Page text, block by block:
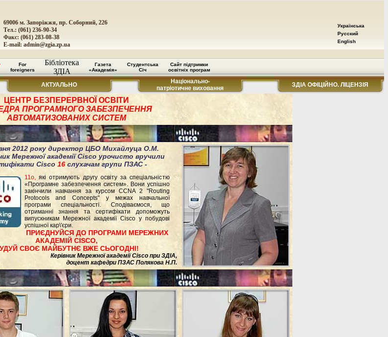
69006 м. Запоріжжя, пр. Соборний, 226
Тел.: (061) 236-90-34
Факс: (061) 283-08-38
E-mail: admin@zgia.zp.ua
Українська
Русский
English
For
foreigners
Бібліотека
ЗДІА
Газета
«Академія»
Студентська
Січ
Сайт підтримки
освітніх програм
АКТУАЛЬНО
Національно-
патріотичне виховання
ЗДІА ОФІЦІЙНО. ЛІЦЕНЗІЯ
ЦЕНТР БЕЗПЕРЕРВНОЇ ОСВІТИ
ПРОГРАМНОГО ЗАБЕЗПЕЧЕННЯ
АВТОМАТИЗОВАНИХ СИСТЕМ
2012 року директор ЦБО Михайлуца О.М.
Мережної академії Cisco урочисто вручили
Cisco 16слухачам групи ПЗАС -
11о,які отримують другу освіту за спеціальністю
«Програмне забезпечення систем». Вони успішно
закінчили навчання за курсом CCNA 2 "Routing
Protocols and Concepts" у межах навчальної
програми спеціальності. Сподіваємося, що
отриманні знання та сертифікати допоможуть
випускникам Мережної академії Cisco у побудові
успішної кар\'єри.
ПРИЄДНУЙСЯ ДО ПРОГРАМИ МЕРЕЖНИХ
АКАДЕМІЙ CISCO,
СВОЄ МАЙБУТНЄ ВЖЕ СЬОГОДНІ!
Керівник Мережної академії Cisco при ЗДІА,
доцент кафедри ПЗАС Полякова Н.П.